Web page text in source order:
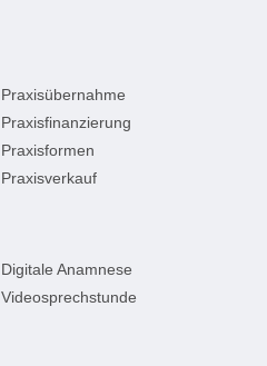
Praxisübernahme
Praxisfinanzierung
Praxisformen
Praxisverkauf
Digitale Anamnese
Videosprechstunde